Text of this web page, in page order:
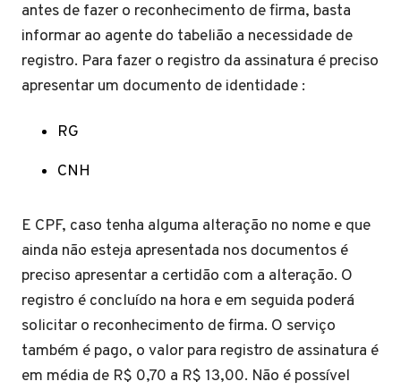
antes de fazer o reconhecimento de firma, basta
informar ao agente do tabelião a necessidade de
registro. Para fazer o registro da assinatura é preciso
apresentar um documento de identidade :
RG
CNH
E CPF, caso tenha alguma alteração no nome e que
ainda não esteja apresentada nos documentos é
preciso apresentar a certidão com a alteração. O
registro é concluído na hora e em seguida poderá
solicitar o reconhecimento de firma. O serviço
também é pago, o valor para registro de assinatura é
em média de R$ 0,70 a R$ 13,00. Não é possível